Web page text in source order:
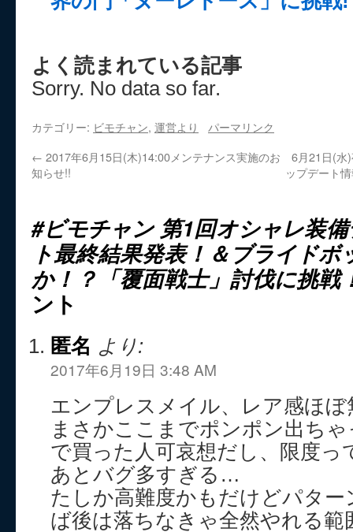
よく読まれている記事
Sorry. No data so far.
カテゴリー: ビモチャン, 運営より
パーマリンク
← 2017年6月15日(木)14:00メンテナンス実施のお
知らせ!!
6月21日(水
ップデート
#ビモチャン 第1回オシャレ装
ト最終結果発表！＆ブライドボ
か！？「覆面戦士」討伐に挑戦
ント
匿名 より:
2017年6月19日 3:48 AM
エンプレスメイル、レア感ほ
まさかここまでポンポン出ち
で買った人可哀想だし、限度っ
あとバグ多すぎる…
たしか高難度かもだけどパタ
ば後は落ちなきゃ全然やれる範